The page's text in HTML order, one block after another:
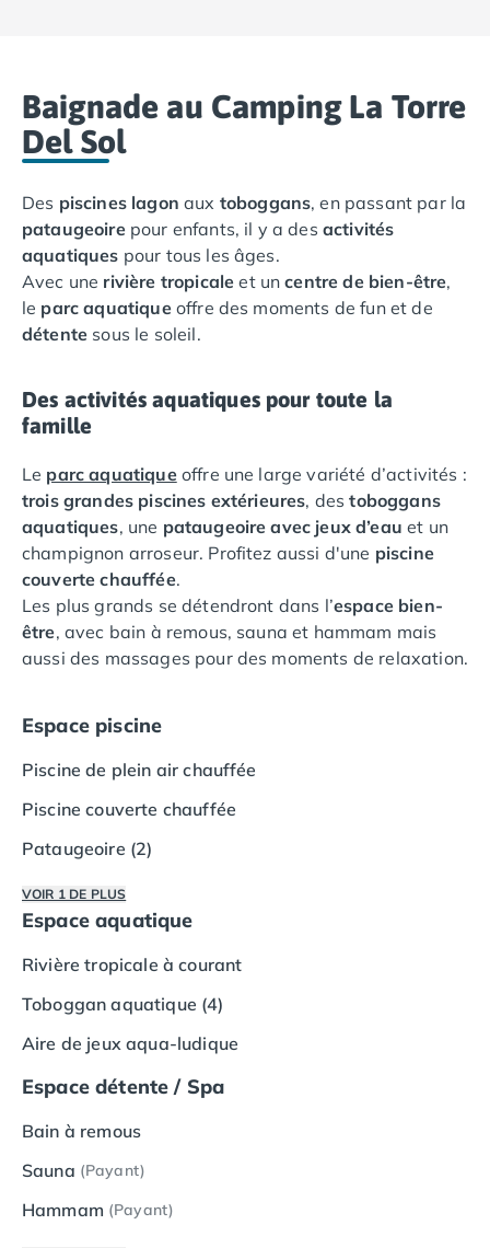
Camping Haute-Normandie
Camping Eure
Camping Ile-de-France
Camping Seine-et-Marne
Camping Val d'Oise
Camping Val-de-Marne
Camping Languedoc-Roussillon
Camping Aude
Camping Gruissan
Camping Sigean
Camping Gard
Camping Grau-du-Roi
Camping Nîmes
Camping Hérault
Camping Agde
Camping Béziers
Camping La Grande Motte
Camping Marseillan-Plage
Camping Montpellier
Camping Sète
Camping Valras-Plage
Camping Vias-Plage
Camping Argelès-sur-Mer
Camping Canet-en-Roussillon
Camping Le Barcarès
Camping Perpignan
Camping Limousin
Camping Corrèze
Camping Vosges
Camping Midi-Pyrénées
Camping Millau
Camping Nant
Camping Saint-Amans-des-Cots
Camping Gers
Baignade au Camping La Torre
Del Sol
Des piscines lagon aux toboggans, en passant par la
pataugeoirepour enfants, il y a des activités
aquatiques pour tous les âges.
Avec une rivière tropicale et uncentre de bien-être,
le parc aquatiqueoffre des moments de fun et de
détente sous le soleil.
Des activités aquatiques pour toute la
famille
Le parc aquatiqueoffre une large variété d’activités :
trois grandes piscines extérieures, destoboggans
aquatiques, une pataugeoire avec jeux d’eau et un
champignon arroseur. Profitez aussi d'une piscine
couverte chauffée.
Les plus grands se détendront dans l’espace bien-
être, avec bain à remous, sauna et hammam mais
aussi des massages pour des moments de relaxation.
Espace piscine
Piscine de plein air chauffée
Piscine couverte chauffée
Pataugeoire (2)
VOIR 1 DE PLUS
Espace aquatique
Rivière tropicale à courant
Toboggan aquatique (4)
Aire de jeux aqua-ludique
Espace détente / Spa
Bain à remous
Sauna (Payant)
Hammam (Payant)